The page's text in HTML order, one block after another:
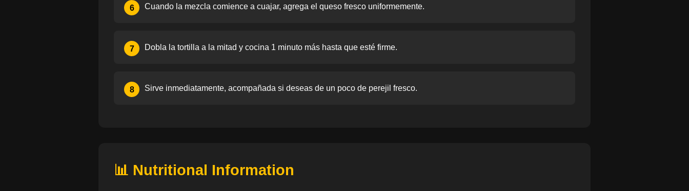
6 Cuando la mezcla comience a cuajar, agrega el queso fresco uniformemente.
7 Dobla la tortilla a la mitad y cocina 1 minuto más hasta que esté firme.
8 Sirve inmediatamente, acompañada si deseas de un poco de perejil fresco.
📊 Nutritional Information